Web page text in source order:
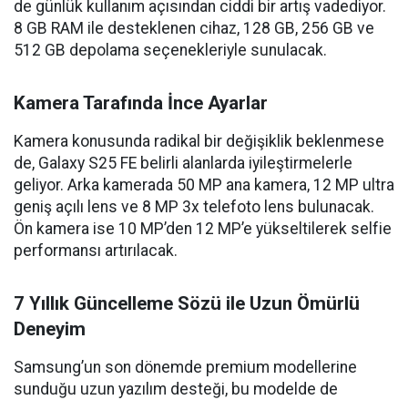
de günlük kullanım açısından ciddi bir artış vadediyor.
8 GB RAM ile desteklenen cihaz, 128 GB, 256 GB ve
512 GB depolama seçenekleriyle sunulacak.
Kamera Tarafında İnce Ayarlar
Kamera konusunda radikal bir değişiklik beklenmese
de, Galaxy S25 FE belirli alanlarda iyileştirmelerle
geliyor. Arka kamerada 50 MP ana kamera, 12 MP ultra
geniş açılı lens ve 8 MP 3x telefoto lens bulunacak.
Ön kamera ise 10 MP’den 12 MP’e yükseltilerek selfie
performansı artırılacak.
7 Yıllık Güncelleme Sözü ile Uzun Ömürlü
Deneyim
Samsung’un son dönemde premium modellerine
sunduğu uzun yazılım desteği, bu modelde de